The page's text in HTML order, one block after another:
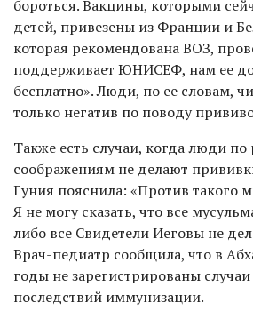
бороться. Вакцины, которыми
детей, привезены из Франции и
которая рекомендована ВОЗ,
поддерживает ЮНИСЕФ, нам ее
бесплатно». Люди, по ее словам,
только негатив по поводу
Также есть случаи, когда люди
соображениям не делают
Гуния пояснила: «Против такого
Я не могу сказать, что все
либо все Свидетели Иеговы не
Врач-педиатр сообщила, что в
годы не зарегистрированы
последствий иммунизации.